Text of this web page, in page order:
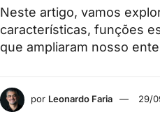
Neste artigo, vamos
características, funções
que ampliaram nosso
por Leonardo Faria 29/